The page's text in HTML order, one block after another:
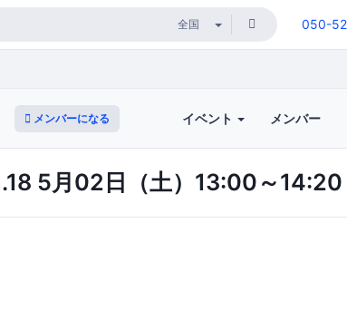
050-
メンバーになる イベント メンバー
5月02日（土）13:00～14:20